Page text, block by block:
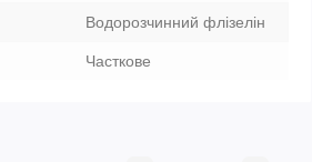
Водорозчинний флізелін
Часткове